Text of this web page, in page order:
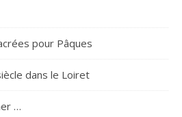
pour Pâques
dans le Loiret
…